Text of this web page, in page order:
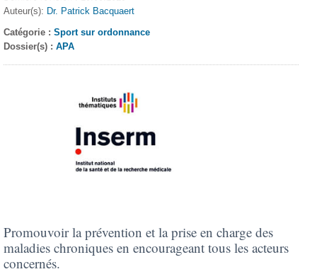
Auteur(s): Dr. Patrick Bacquaert
Catégorie :Sport sur ordonnance
Dossier(s) :APA
Promouvoir la prévention et la prise en charge des
maladies chroniques en encourageant tous les acteurs
concernés.